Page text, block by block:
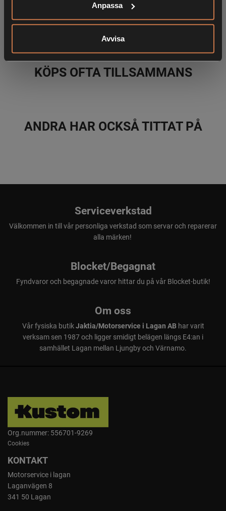
Anpassa
Avvisa
LIKNANDE PRODUKTER
KÖPS OFTA TILLSAMMANS
ANDRA HAR OCKSÅ TITTAT PÅ
Serviceverkstad
Välkommen in till vår personliga verkstad som servar och reparerar
alla märken!
Blocket/Begagnat
Fyndvaror och begagnade varor hittar du på vår Blocket-butik!
Om oss
Vår fysiska butikJaktia/Motorservice i Lagan ABhar varit
verksam sen 1987 och ligger smidigt belägen längs E4:an i
samhället Lagan mellan Ljungby och Värnamo.
Org.nummer: 556701-9269
Cookies
KONTAKT
Motorservice i lagan
Laganvägen 8
341 50 Lagan